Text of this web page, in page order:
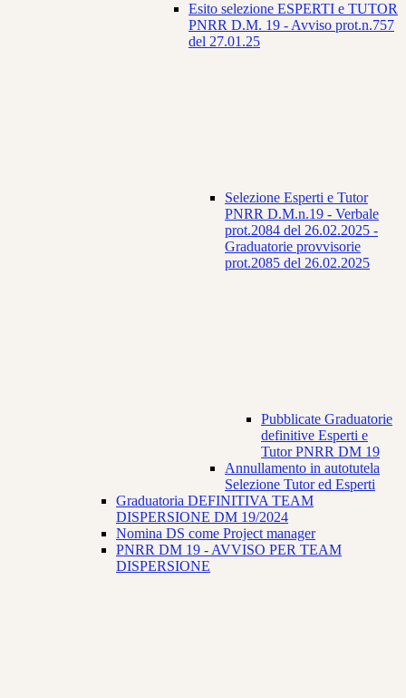
Esito selezione ESPERTI e TUTOR
PNRR D.M. 19 - Avviso prot.n.757
del 27.01.25
Selezione Esperti e Tutor
PNRR D.M.n.19 - Verbale
prot.2084 del 26.02.2025 -
Graduatorie provvisorie
prot.2085 del 26.02.2025
Pubblicate Graduatorie
definitive Esperti e
Tutor PNRR DM 19
Annullamento in autotutela
Selezione Tutor ed Esperti
Graduatoria DEFINITIVA TEAM
DISPERSIONE DM 19/2024
Nomina DS come Project manager
PNRR DM 19 - AVVISO PER TEAM
DISPERSIONE